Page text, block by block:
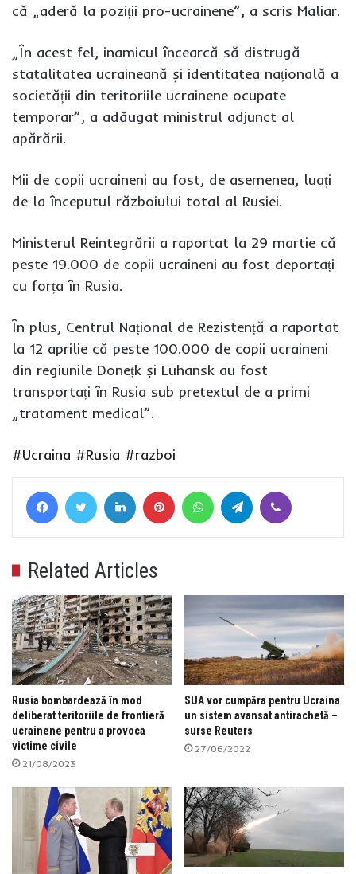
că „aderă la poziții pro-ucrainene”, a scris Maliar.
„În acest fel, inamicul încearcă să distrugă
statalitatea ucraineană și identitatea națională a
societății din teritoriile ucrainene ocupate
temporar”, a adăugat ministrul adjunct al
apărării.
Mii de copii ucraineni au fost, de asemenea, luați
de la începutul războiului total al Rusiei.
Ministerul Reintegrării a raportat la 29 martie că
peste 19.000 de copii ucraineni au fost deportați
cu forța în Rusia.
În plus, Centrul Național de Rezistență a raportat
la 12 aprilie că peste 100.000 de copii ucraineni
din regiunile Donețk și Luhansk au fost
transportați în Rusia sub pretextul de a primi
„tratament medical”.
#Ucraina #Rusia #razboi
FacebookTwitter LinkedIn Pinterest WhatsAppTelegram
Related Articles
Rusia bombardează în mod
deliberat teritoriile de frontieră
ucrainene pentru a provoca
victime civile
21/08/2023
SUA vor cumpăra pentru Ucraina
un sistem avansat antirachetă –
surse Reuters
27/06/2022